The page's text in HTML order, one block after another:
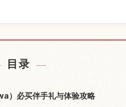
目录
）必买伴手礼与体验攻略